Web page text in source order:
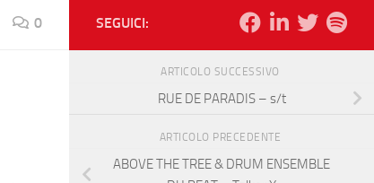
0 SEGUICI:
ARTICOLO SUCCESSIVO
RUE DE PARADIS – s/t
ARTICOLO PRECEDENTE
ABOVE THE TREE & DRUM ENSEMBLE